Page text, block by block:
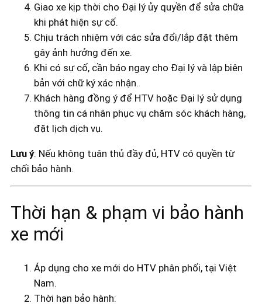
Giao xe kịp thời cho Đại lý ủy quyền để sửa chữa
khi phát hiện sự cố.
Chịu trách nhiệm với các sửa đổi/lắp đặt thêm
gây ảnh hưởng đến xe.
Khi có sự cố, cần báo ngay cho Đại lý và lập biên
bản với chữ ký xác nhận.
Khách hàng đồng ý để HTV hoặc Đại lý sử dụng
thông tin cá nhân phục vụ chăm sóc khách hàng,
đặt lịch dịch vụ.
Lưu ý: Nếu không tuân thủ đầy đủ, HTV có quyền từ
chối bảo hành.
Thời hạn & phạm vi bảo hành
xe mới
Áp dụng cho xe mới do HTV phân phối, tại Việt
Nam.
Thời hạn bảo hành: